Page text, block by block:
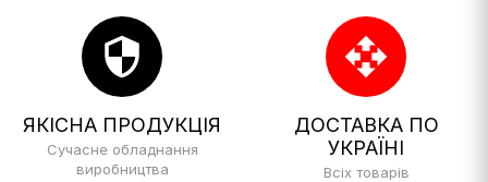
security
ЯКІСНА ПРОДУКЦІЯ
Сучасне обладнання
виробництва
open_with
ДОСТАВКА ПО
УКРАЇНІ
Всіх товарів